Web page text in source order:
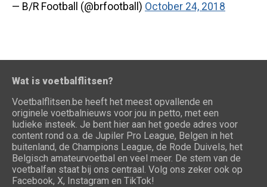
— B/R Football (@brfootball) October 24, 2018
Wat is voetbalflitsen?
Voetbalflitsen.be heeft het meest opvallende en
originele voetbalnieuws voor jou in petto, met een
ludieke insteek. Je bent hier aan het goede adres voor
content rond o.a. de Jupiler Pro League, Belgen in het
buitenland, de Champions League, de Rode Duivels, het
Belgisch amateurvoetbal en veel meer. De stem van de
voetbalfan staat bij ons centraal. Volg ons zeker ook op
Facebook, X, Instagram en TikTok!